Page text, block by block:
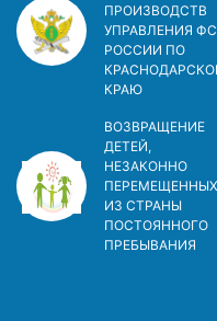
ПРОИЗВОДСТВ
УПРАВЛЕНИЯ
РОССИИ ПО
КРАЮ
ВОЗВРАЩЕНИЕ
ДЕТЕЙ,
НЕЗАКОННО
ПЕРЕМЕЩЕННЫХ
ИЗ СТРАНЫ
ПОСТОЯННОГО
ПРЕБЫВАНИЯ